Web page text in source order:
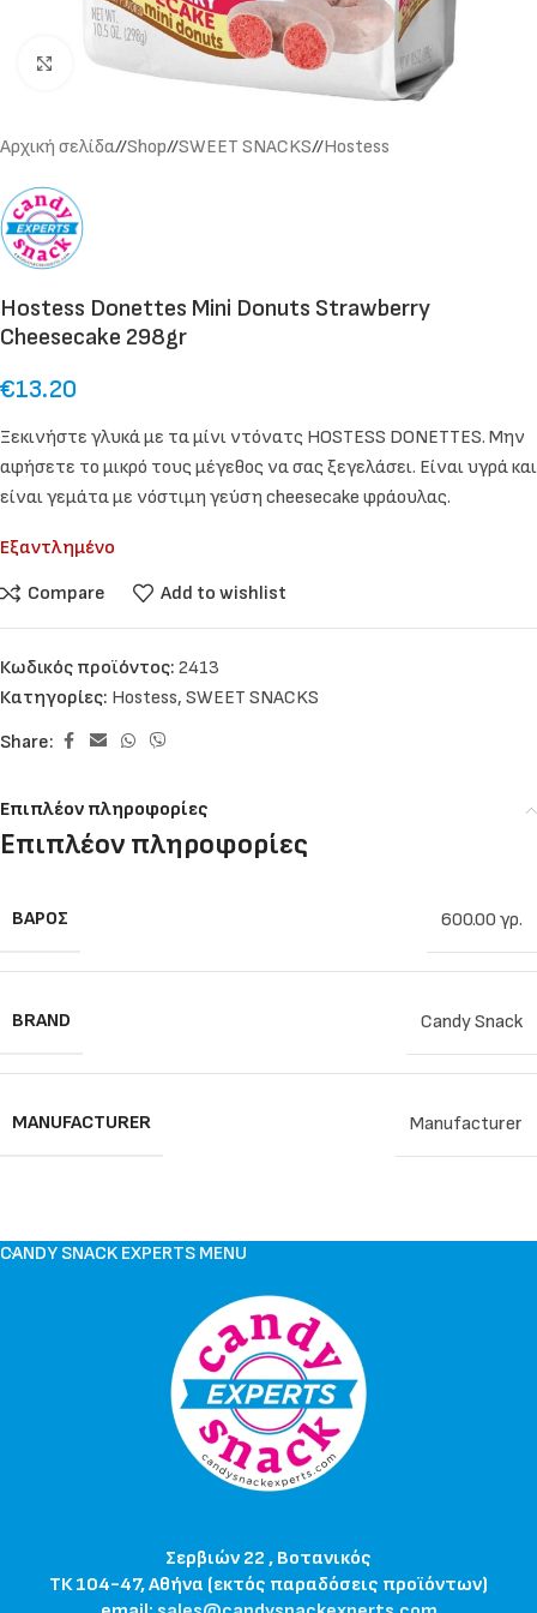
Click to enlarge
Αρχική σελίδα/ Shop/ SWEET SNACKS/ Hostess
Hostess Donettes Mini Donuts Strawberry
Cheesecake 298gr
€13.20
Ξεκινήστε γλυκά με τα μίνι ντόνατς HOSTESS DONETTES. Μην
αφήσετε το μικρό τους μέγεθος να σας ξεγελάσει. Είναι υγρά και
είναι γεμάτα με νόστιμη γεύση cheesecake φράουλας.
Εξαντλημένο
Compare
Add to wishlist
Κωδικός προϊόντος: 2413
Κατηγορίες: Hostess, SWEET SNACKS
Share:
Επιπλέον πληροφορίες
Επιπλέον πληροφορίες
ΒΆΡΟΣ 600.00 γρ.
BRAND Candy Snack
MANUFACTURER Manufacturer
CANDY SNACK EXPERTS MENU
Σερβιών 22 , Βοτανικός
ΤΚ 104-47, Αθήνα (εκτός παραδόσεις προϊόντων)